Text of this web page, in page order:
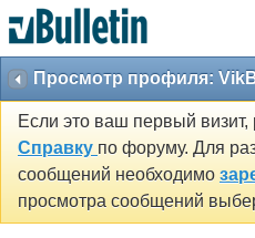
Просмотр профиля:
Если это ваш первый
Справку по форуму. Для
сообщений необходимо
просмотра сообщений